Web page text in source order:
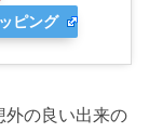
ピング
外の良い出来の